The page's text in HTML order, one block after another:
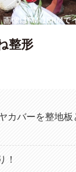
整形
カバーを整地板
！